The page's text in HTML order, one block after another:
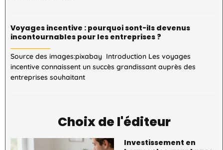
Voyages incentive : pourquoi sont-ils devenus
incontournables pour les entreprises ?
Source des images:pixabay Introduction Les voyages
incentive connaissent un succès grandissant auprès des
entreprises souhaitant
Choix de l'éditeur
Investissement en